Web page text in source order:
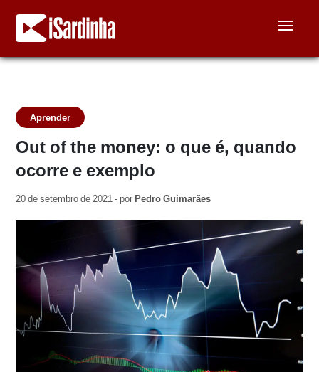
Aprender
Out of the money: o que é, quando
ocorre e exemplo
20 de setembro de 2021 - por Pedro Guimarães